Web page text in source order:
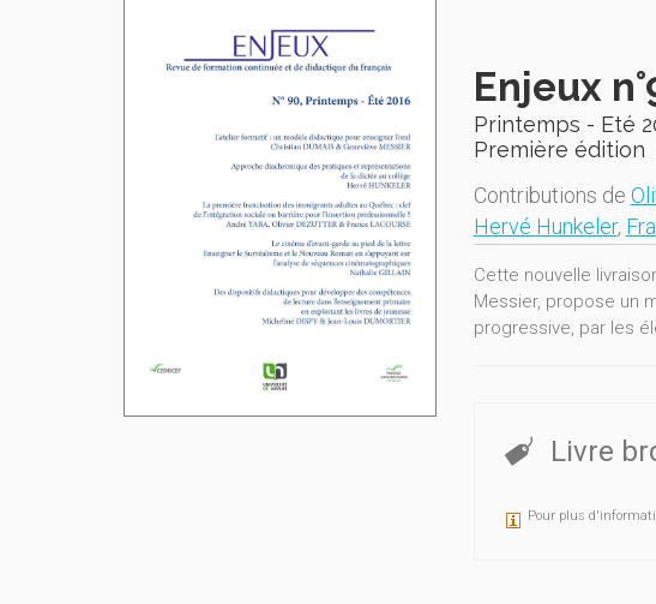
Enjeux
Printemps - Eté
Première édition
Contributions de
Hervé Hunkeler,
Cette nouvelle
Messier, propose un
progressive, par les
Livre
Pour plus